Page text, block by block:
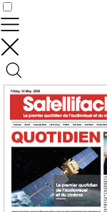
Contrôler vos données